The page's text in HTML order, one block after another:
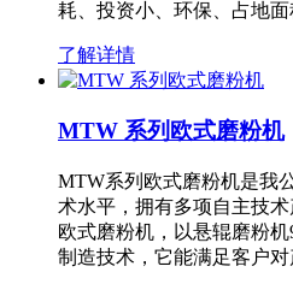
耗、投资小、环保、占地
了解详情
MTW 系列欧式磨粉机
MTW系列欧式磨粉机是我
术水平，拥有多项自主技
欧式磨粉机，以悬辊磨粉
制造技术，它能满足客户